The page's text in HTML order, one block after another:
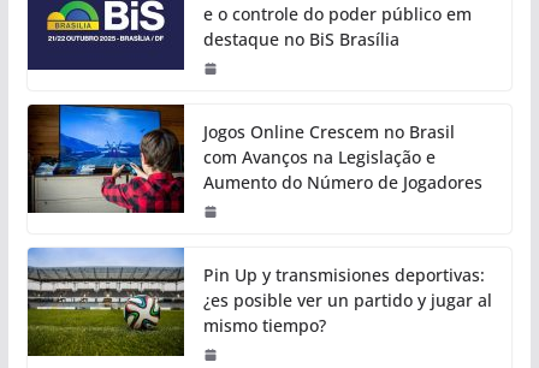
e o controle do poder público em
destaque no BiS Brasília
Jogos Online Crescem no Brasil
com Avanços na Legislação e
Aumento do Número de Jogadores
Pin Up y transmisiones deportivas:
¿es posible ver un partido y jugar al
mismo tiempo?